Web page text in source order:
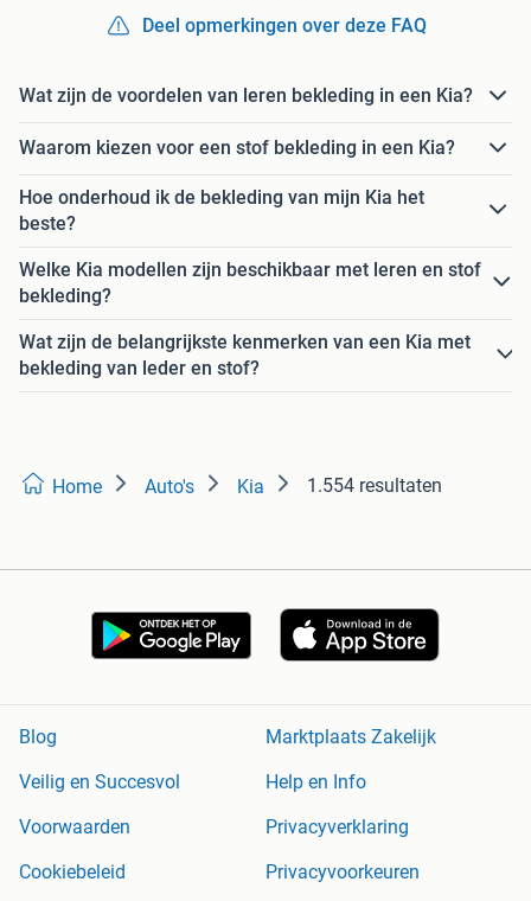
Deel opmerkingen over deze FAQ
Wat zijn de voordelen van leren bekleding in een Kia?
Waarom kiezen voor een stof bekleding in een Kia?
Hoe onderhoud ik de bekleding van mijn Kia het
beste?
Welke Kia modellen zijn beschikbaar met leren en stof
bekleding?
Wat zijn de belangrijkste kenmerken van een Kia met
bekleding van leder en stof?
Home Auto's Kia 1.554 resultaten
Blog
Marktplaats Zakelijk
Veilig en Succesvol
Help en Info
Voorwaarden
Privacyverklaring
Cookiebeleid
Privacyvoorkeuren